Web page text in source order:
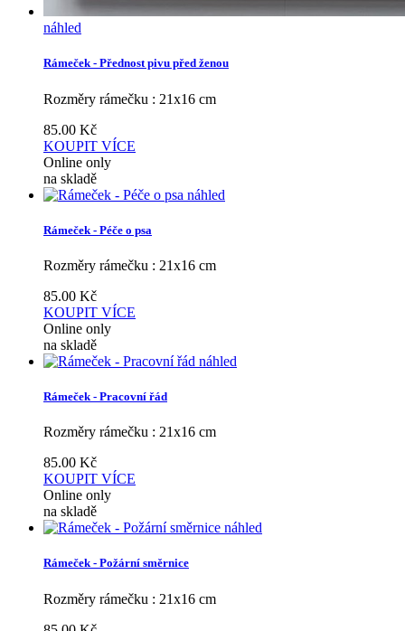
náhled
Rámeček - Přednost pivu před ženou
Rozměry rámečku : 21x16 cm
85.00 Kč
KOUPIT VÍCE
Online only
na skladě
náhled
Rámeček - Péče o psa
Rozměry rámečku : 21x16 cm
85.00 Kč
KOUPIT VÍCE
Online only
na skladě
náhled
Rámeček - Pracovní řád
Rozměry rámečku : 21x16 cm
85.00 Kč
KOUPIT VÍCE
Online only
na skladě
náhled
Rámeček - Požární směrnice
Rozměry rámečku : 21x16 cm